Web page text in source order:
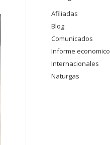
Afiliadas
Blog
Comunicados
Informe economico
Internacionales
Naturgas